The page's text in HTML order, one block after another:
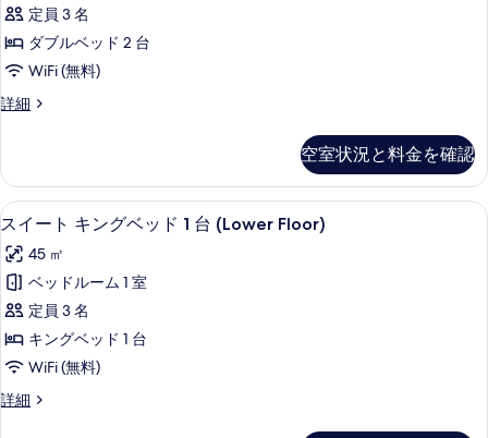
の
り
込
み
ー
ム
ダ
ブ
ベ
ッ
ド
2
台
の
す
べ
て
定員 3 名
ダブルベッド 2 台
WiFi (無料)
詳細
ツ
ー
ム
ダ
ル
ベ
ド
2
台
の
詳
空室状況と料金を確認
ス
イ
ー
ト
キ
ン
グ
ベ
高級寝具、ミニバー、セーフティボ
4
スイート キングベッド 1 台 (Lower Floor)
45 ㎡
ベッドルーム 1 室
定員 3 名
キングベッド 1 台
WiFi (無料)
詳細
ス